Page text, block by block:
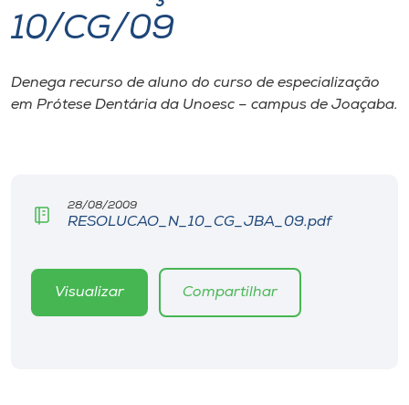
I.nova
Diplomados
CPA
Editora
10/CG/09
Denega recurso de aluno do curso de especialização
em Prótese Dentária da Unoesc – campus de Joaçaba.
28/08/2009
RESOLUCAO_N_10_CG_JBA_09.pdf
Visualizar Compartilhar